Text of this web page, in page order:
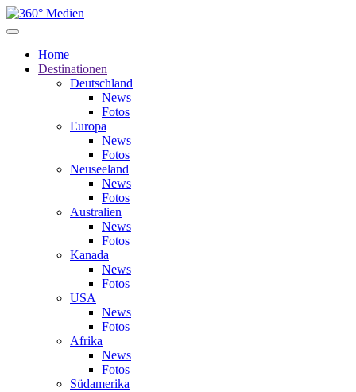
Home
Destinationen
Deutschland
News
Fotos
Europa
News
Fotos
Neuseeland
News
Fotos
Australien
News
Fotos
Kanada
News
Fotos
USA
News
Fotos
Afrika
News
Fotos
Südamerika